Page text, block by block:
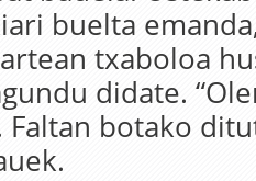
buelta
txaboloa
didate.
Faltan botako